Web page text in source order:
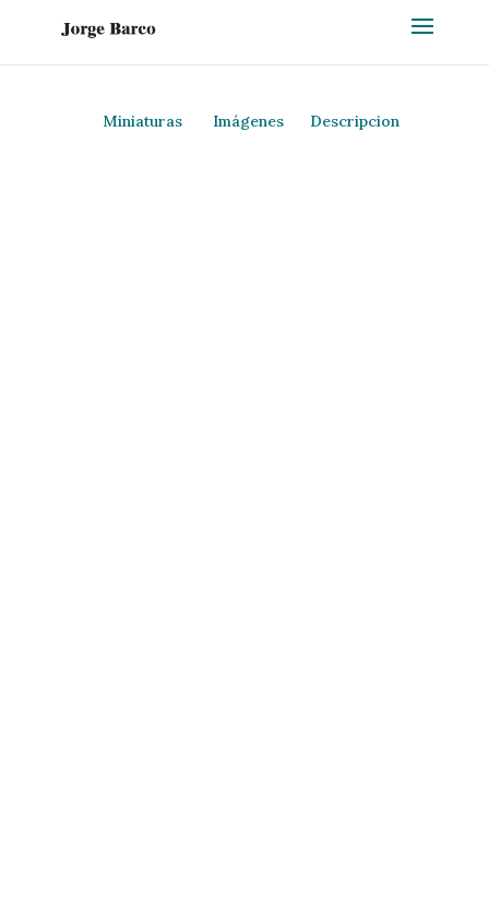
Miniaturas Imágenes Descripcion